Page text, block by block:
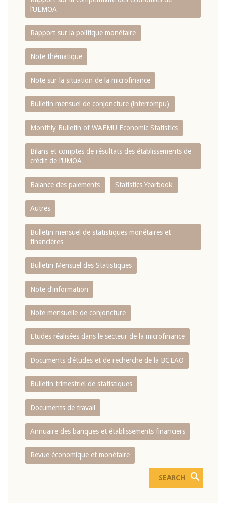
l‘UEMOA
Rapport sur la politique monétaire
Note thématique
Note sur la situation de la microfinance
Bulletin mensuel de conjoncture (interrompu)
Monthly Bulletin of WAEMU Economic Statistics
Bilans et comptes de résultats des établissements de
crédit de l‘UMOA
Balance des paiements Statistics Yearbook
Autres
Bulletin mensuel de statistiques monétaires et
financières
Bulletin Mensuel des Statistiques
Note d’information
Note mensuelle de conjoncture
Etudes réalisées dans le secteur de la microfinance
Documents d’études et de recherche de la BCEAO
Bulletin trimestriel de statistiques
Documents de travail
Annuaire des banques et établissements financiers
Revue économique et monétaire